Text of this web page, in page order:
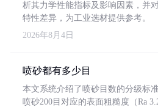
析其力学性能指标及影响因素，并
特性差异，为工业选材提供参考。
2026年8月4日
喷砂都有多少目
本文系统介绍了喷砂目数的分级标
喷砂200目对应的表面粗糙度（Ra